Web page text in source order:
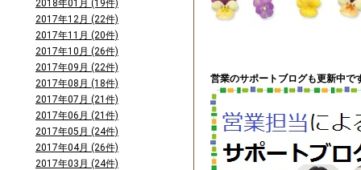
営業のサポートブログも更新中で
2018年01月 (19件)
2017年12月 (22件)
2017年11月 (20件)
2017年10月 (26件)
2017年09月 (22件)
2017年08月 (18件)
2017年07月 (21件)
2017年06月 (21件)
2017年05月 (24件)
2017年04月 (26件)
2017年03月 (24件)